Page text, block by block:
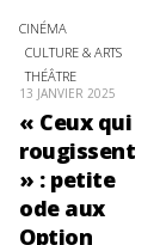
CINÉMA
CULTURE & ARTS
THÉÂTRE
13 JANVIER 2025
« Ceux qui
rougissent
» : petite
ode aux
Option